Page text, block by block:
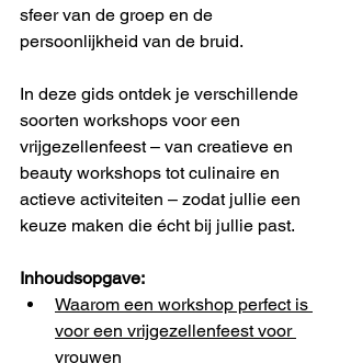
sfeer van de groep en de
persoonlijkheid van de bruid.
In deze gids ontdek je verschillende
soorten workshops voor een
vrijgezellenfeest – van creatieve en
beauty workshops tot culinaire en
actieve activiteiten – zodat jullie een
keuze maken die écht bij jullie past.
Inhoudsopgave:
Waarom een workshop perfect is
voor een vrijgezellenfeest voor
vrouwen